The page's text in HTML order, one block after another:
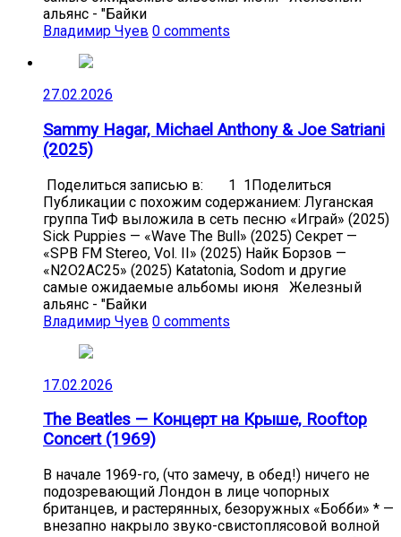
альянс - "Байки
Владимир Чуев 0 comments
27.02.2026
Sammy Hagar, Michael Anthony & Joe Satriani
(2025)
Поделиться записью в: 1 1Поделиться
Публикации с похожим содержанием: Луганская
группа ТиФ выложила в сеть песню «Играй» (2025)
Sick Puppies — «Wave The Bull» (2025) Секрет —
«SPB FM Stereo, Vol. II» (2025) Найк Борзов —
«N2O2AC25» (2025) Katatonia, Sodom и другие
самые ожидаемые альбомы июня Железный
альянс - "Байки
Владимир Чуев 0 comments
17.02.2026
The Beatles — Концерт на Крыше, Rooftop
Concert (1969)
В начале 1969-го, (что замечу, в обед!) ничего не
подозревающий Лондон в лице чопорных
британцев, и растерянных, безоружных «Бобби» * —
внезапно накрыло звуко-свистоплясовой волной